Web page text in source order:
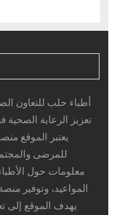
تعزيز الرعاية
يعتبر الموقع
للمرضى
معلومات حول
المواعيد، وتوفير
يهدف الموقع إلى